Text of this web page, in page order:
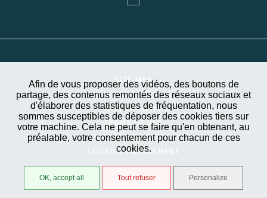
Afin de vous proposer des vidéos, des boutons de
partage, des contenus remontés des réseaux sociaux et
d'élaborer des statistiques de fréquentation, nous
sommes susceptibles de déposer des cookies tiers sur
votre machine. Cela ne peut se faire qu'en obtenant, au
préalable, votre consentement pour chacun de ces
cookies.
OK, accept all Tout refuser Personalize
SITE MAP
PUBLIC CONTRACTS
ACCESSIBILITY
TERMS OF USE
PROTECTION OF DATA
COOKIES MANAGEMENT
STRATIS